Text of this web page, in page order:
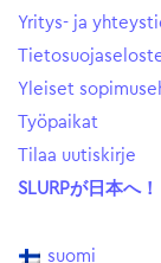
Yritys- ja
Yleiset
Työpaikat
Tilaa uutiskirje
SLURPが日本へ！
suomi